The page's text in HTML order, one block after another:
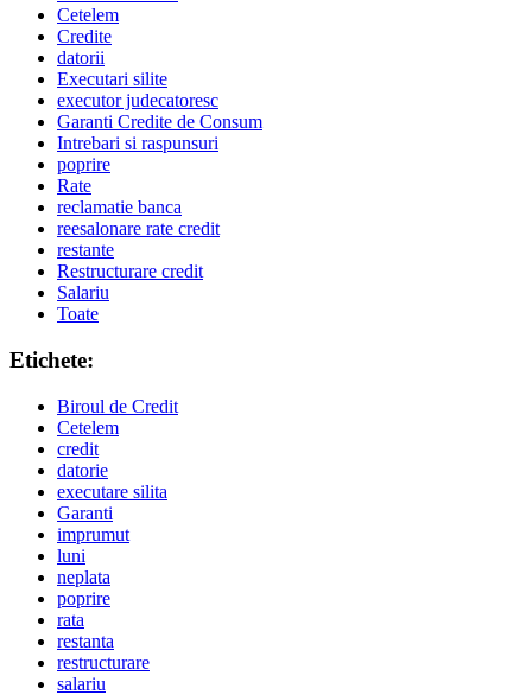
Cetelem
Credite
datorii
Executari silite
executor judecatoresc
Garanti Credite de Consum
Intrebari si raspunsuri
poprire
Rate
reclamatie banca
reesalonare rate credit
restante
Restructurare credit
Salariu
Toate
Etichete:
Biroul de Credit
Cetelem
credit
datorie
executare silita
Garanti
imprumut
luni
neplata
poprire
rata
restanta
restructurare
salariu